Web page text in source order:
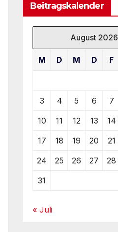
Beitragskalender
August 2026
M D M D F
3 4 5 6 7
10 11 12 13 14
17 18 19 20 21
24 25 26 27 28
31
« Juli